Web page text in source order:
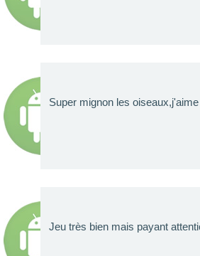
Super mignon les
Jeu très bien mais payant